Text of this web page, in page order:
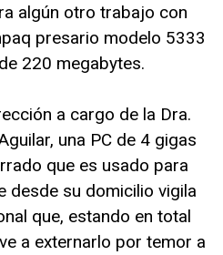
algún otro trabajo con
presario modelo 5333
220 megabytes.
a cargo de la Dra.
una PC de 4 gigas
que es usado para
desde su domicilio vigila
que, estando en total
a externarlo por temor a